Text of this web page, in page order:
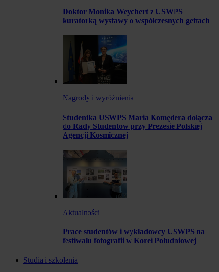
Doktor Monika Weychert z USWPS
kuratorką wystawy o współczesnych gettach
Nagrody i wyróżnienia
Studentka USWPS Maria Komędera dołącza
do Rady Studentów przy Prezesie Polskiej
Agencji Kosmicznej
Aktualności
Prace studentów i wykładowcy USWPS na
festiwalu fotografii w Korei Południowej
Studia i szkolenia